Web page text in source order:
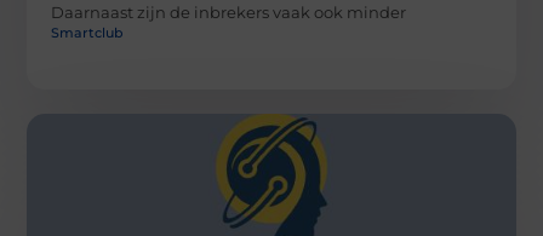
Daarnaast zijn de inbrekers vaak ook minder
Smartclub